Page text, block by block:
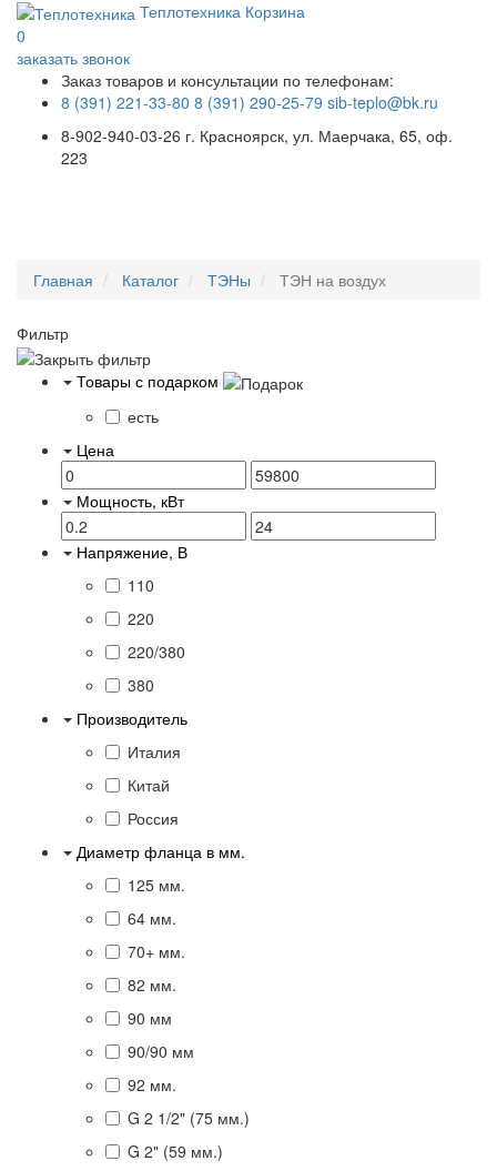
Теплотехника Корзина
0
заказать звонок
Заказ товаров и консультации по телефонам:
8 (391) 221-33-80 8 (391) 290-25-79 sib-teplo@bk.ru
8-902-940-03-26 г. Красноярск, ул. Маерчака, 65, оф.
223
Главная Каталог ТЭНы ТЭН на воздух
Фильтр
Товары с подарком
есть
Цена
Мощность, кВт
Напряжение, В
110
220
220/380
380
Производитель
Италия
Китай
Россия
Диаметр фланца в мм.
125 мм.
64 мм.
70+ мм.
82 мм.
90 мм
90/90 мм
92 мм.
G 2 1/2" (75 мм.)
G 2" (59 мм.)